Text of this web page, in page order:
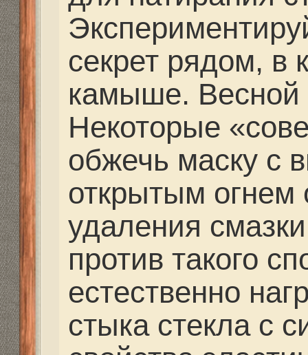
Re: Выбор маски
barishok» 01 июл 2014,
Существует мнение,
лучше жесткая, так
подмасочное почти
неизменным, что не
эффекта, как
маски к лицу по мере
глубины.
Re: Выбор маски
strannik» 01 июл 2014,